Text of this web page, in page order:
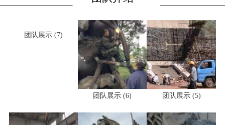
团队展示 (7)
团队展示 (6) 团队展示 (5)